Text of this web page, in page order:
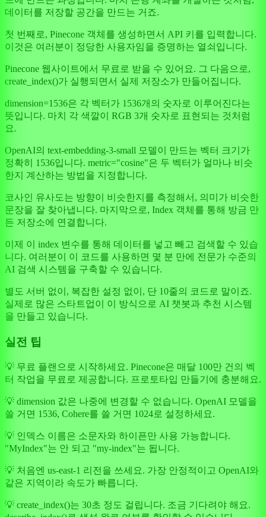
데이터를 저장할 공간을 만드는 거죠.
첫 번째로, Pinecone 객체를 생성하면서 API 키를 입력합니다.
이것은 여러분이 정당한 사용자임을 증명하는 열쇠입니다.
Pinecone 웹사이트에서 무료로 받을 수 있어요. 그 다음으로,
create_index()가 실행되면서 실제 저장소가 만들어집니다.
dimension=1536은 각 벡터가 1536개의 숫자로 이루어진다는
뜻입니다. 마치 각 색깔이 RGB 3개 숫자로 표현되는 것처럼
요.
OpenAI의 text-embedding-3-small 모델이 만드는 벡터 크기가
정확히 1536입니다. metric="cosine"은 두 벡터가 얼마나 비슷
한지 계산하는 방법을 지정합니다.
코사인 유사도는 방향이 비슷한지를 측정해서, 의미가 비슷한
문장을 잘 찾아냅니다. 마지막으로, Index 객체를 통해 방금 만
든 저장소에 연결합니다.
이제 이 index 변수를 통해 데이터를 넣고 빼고 검색할 수 있습
니다. 여러분이 이 코드를 사용하면 몇 분 만에 전문가 수준의
AI 검색 시스템을 구축할 수 있습니다.
별도 서버 없이, 복잡한 설정 없이, 단 10줄의 코드로 말이죠.
실제로 많은 스타트업이 이 방식으로 AI 챗봇과 추천 시스템
을 만들고 있습니다.
실전 팁
💡 무료 플랜으로 시작하세요. Pinecone은 매달 100만 건의 벡
터 작업을 무료로 제공합니다. 프로토타입 만들기에 충분해요.
💡 dimension 값은 나중에 변경할 수 없습니다. OpenAI 모델을
쓸 거면 1536, Cohere를 쓸 거면 1024로 설정하세요.
💡 인덱스 이름은 소문자와 하이픈만 사용 가능합니다.
"MyIndex"는 안 되고 "my-index"는 됩니다.
💡 처음엔 us-east-1 리전을 쓰세요. 가장 안정적이고 OpenAI와
같은 지역이라 속도가 빠릅니다.
💡 create_index()는 30초 정도 걸립니다. 조금 기다려야 해요.